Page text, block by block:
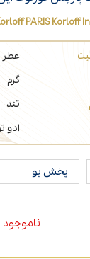
PARIS Korloff
عطر
گرم
تند
ادو
پخش بو
ناموجود